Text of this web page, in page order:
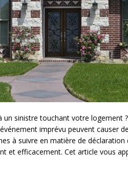
sinistre touchant votre logement
imprévu peuvent causer
à suivre en matière de
et efficacement. Cet article vous